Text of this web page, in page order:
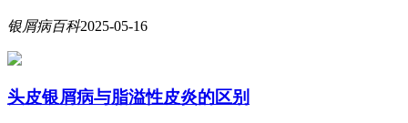
银屑病百科2025-05-16
头皮银屑病与脂溢性皮炎的区别